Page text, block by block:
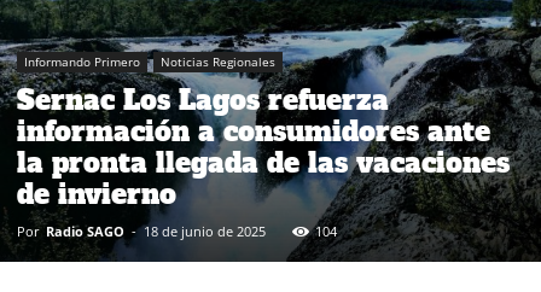
Informando Primero Noticias Regionales
Sernac Los Lagos refuerza
información a consumidores ante
la pronta llegada de las vacaciones
de invierno
Por Radio SAGO - 18 de junio de 2025 104